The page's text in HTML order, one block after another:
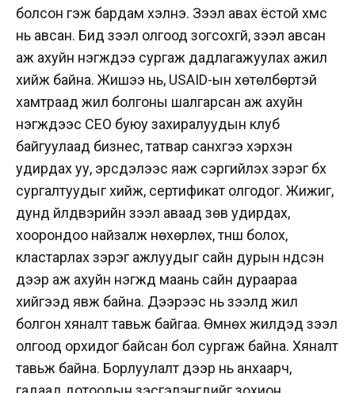
болсон гэж бардам хэлнэ. Зээл авах ёстой хүмүүс
нь авсан. Бид зээл олгоод зогсохгүй, зээл авсан
аж ахуйн нэгжүүдээ сургаж дадлагажуулах ажил
хийж байна. Жишээ нь, USAID-ын хөтөлбөртэй
хамтраад жил болгоны шалгарсан аж ахуйн
нэгжүүдээс CEO буюу захиралуудын клуб
байгуулаад бизнес, татвар санхүүгээ хэрхэн
удирдах уу, эрсдэлээс яаж сэргийлэх зэрэг бүх
сургалтуудыг хийж, сертификат олгодог. Жижиг,
дунд үйлдвэрийн зээл аваад зөв удирдах,
хоорондоо найзалж нөхөрлөх, түнш болох,
кластарлах зэрэг ажлуудыг сайн дурын үндсэн
дээр аж ахуйн нэгжүүд маань сайн дураараа
хийгээд явж байна. Дээрээс нь зээлд жил
болгон хяналт тавьж байгаа. Өмнөх жилүүдэд зээл
олгоод орхидог байсан бол сургаж байна. Хяналт
тавьж байна. Борлуулалт дээр нь анхаарч,